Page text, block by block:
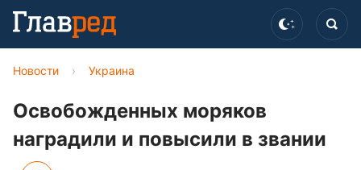
Новости › Украина
Освобожденных моряков
наградили и повысили в звании